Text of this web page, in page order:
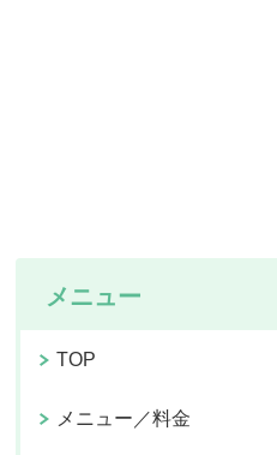
メニュー
TOP
メニュー／料金